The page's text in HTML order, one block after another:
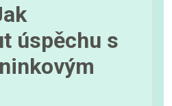
úspěchu s